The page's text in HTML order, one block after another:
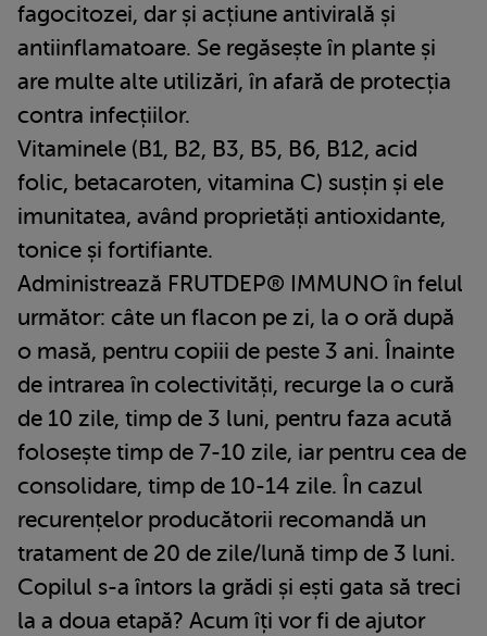
fagocitozei, dar și acțiune antivirală și
antiinflamatoare. Se regăsește în plante și
are multe alte utilizări, în afară de protecția
contra infecțiilor.
Vitaminele (B1, B2, B3, B5, B6, B12, acid
folic, betacaroten, vitamina C) susțin și ele
imunitatea, având proprietăți antioxidante,
tonice și fortifiante.
Administrează FRUTDEP® IMMUNO în felul
următor: câte un flacon pe zi, la o oră după
o masă, pentru copiii de peste 3 ani. Înainte
de intrarea în colectivități, recurge la o cură
de 10 zile, timp de 3 luni, pentru faza acută
folosește timp de 7-10 zile, iar pentru cea de
consolidare, timp de 10-14 zile. În cazul
recurențelor producătorii recomandă un
tratament de 20 de zile/lună timp de 3 luni.
Copilul s-a întors la grădi și ești gata să treci
la a doua etapă? Acum îți vor fi de ajutor